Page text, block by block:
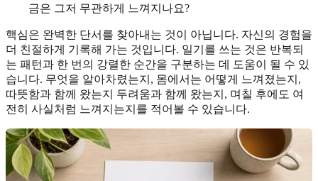
금은 그저 무관하게 느껴지나요?
핵심은 완벽한 단서를 찾아내는 것이 아닙니다. 자신의 경험을
더 친절하게 기록해 가는 것입니다. 일기를 쓰는 것은 반복되
는 패턴과 한 번의 강렬한 순간을 구분하는 데 도움이 될 수 있
습니다. 무엇을 알아차렸는지, 몸에서는 어떻게 느껴졌는지,
따뜻함과 함께 왔는지 두려움과 함께 왔는지, 며칠 후에도 여
전히 사실처럼 느껴지는지를 적어볼 수 있습니다.